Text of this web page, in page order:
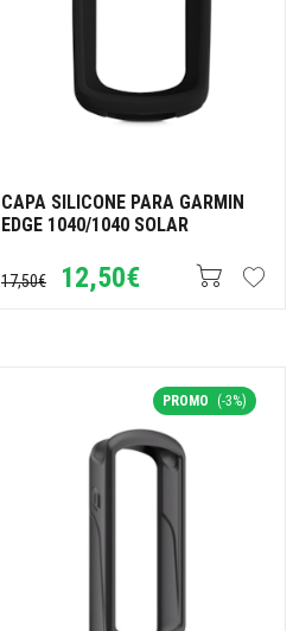
CAPA SILICONE PARA GARMIN
EDGE 1040/1040 SOLAR
17,50€ 12,50€
PROMO (-3%)